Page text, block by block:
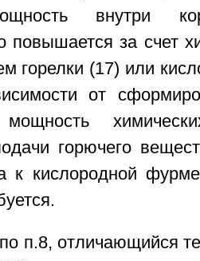
внутри
повышается за счет
горелки (17) или
от
мощность
горючего
к кислородной
п.8, отличающийся